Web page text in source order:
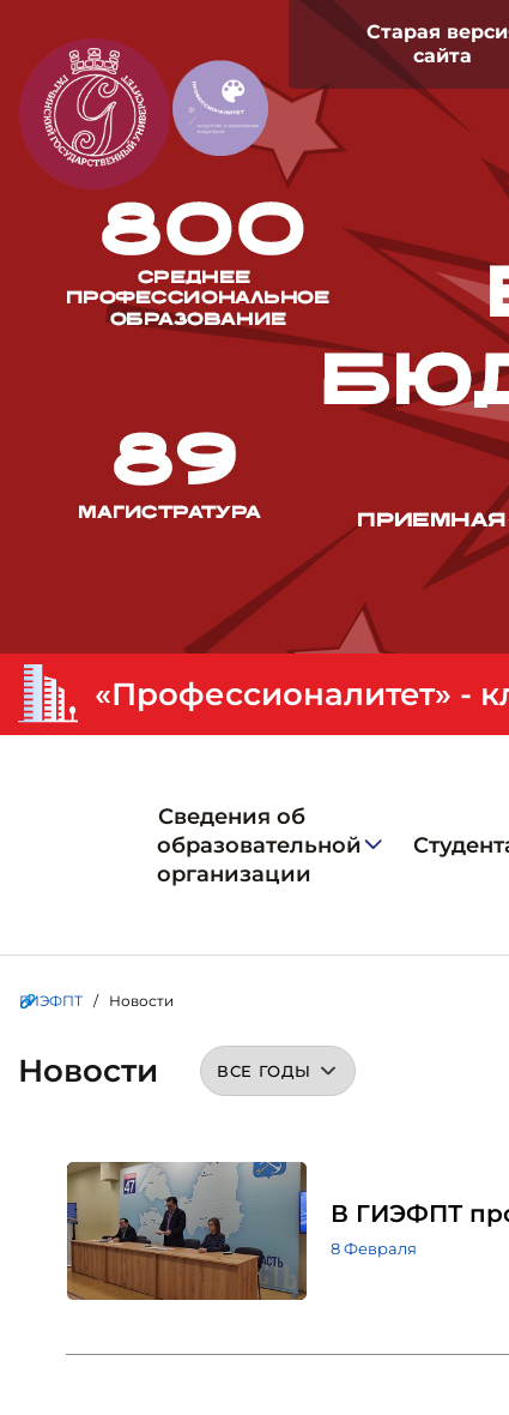
Старая
сайта
Сведения об
образовательной
организации
ГИЭФПТ / Новости
Новости
В ГИЭФПТ
8 Февраля